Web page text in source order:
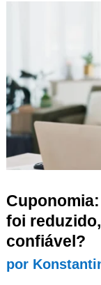
foi
confiável?
por